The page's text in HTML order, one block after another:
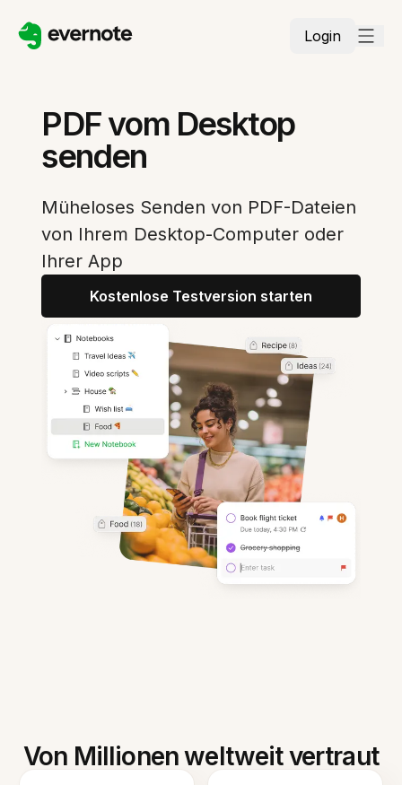
Login
PDF vom Desktop
senden
Müheloses Senden von PDF-Dateien
von Ihrem Desktop-Computer oder
Ihrer App
Kostenlose Testversion starten
Von Millionen weltweit vertraut